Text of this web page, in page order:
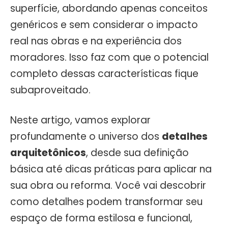
superfície, abordando apenas conceitos
genéricos e sem considerar o impacto
real nas obras e na experiência dos
moradores. Isso faz com que o potencial
completo dessas características fique
subaproveitado.
Neste artigo, vamos explorar
profundamente o universo dos detalhes
arquitetônicos, desde sua definição
básica até dicas práticas para aplicar na
sua obra ou reforma. Você vai descobrir
como detalhes podem transformar seu
espaço de forma estilosa e funcional,